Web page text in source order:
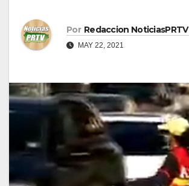
Por Redaccion NoticiasPRTV
MAY 22, 2021